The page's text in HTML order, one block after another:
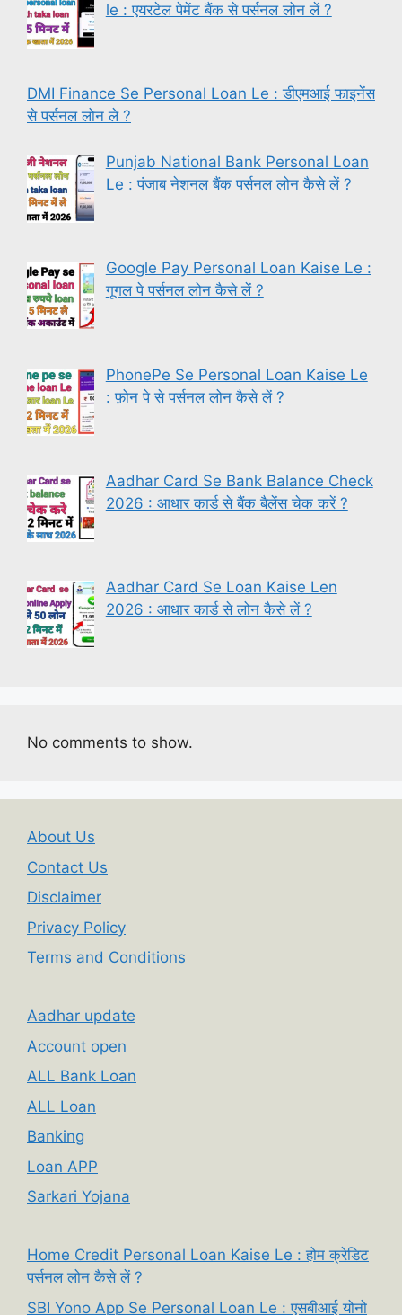
le : एयरटेल पेमेंट बैंक से पर्सनल लोन लें ?
DMI Finance Se Personal Loan Le : डीएमआई फाइनेंस
से पर्सनल लोन ले ?
Punjab National Bank Personal Loan
Le : पंजाब नेशनल बैंक पर्सनल लोन कैसे लें ?
Google Pay Personal Loan Kaise Le :
गूगल पे पर्सनल लोन कैसे लें ?
PhonePe Se Personal Loan Kaise Le
: फ़ोन पे से पर्सनल लोन कैसे लें ?
Aadhar Card Se Bank Balance Check
2026 : आधार कार्ड से बैंक बैलेंस चेक करें ?
Aadhar Card Se Loan Kaise Len
2026 : आधार कार्ड से लोन कैसे लें ?
No comments to show.
About Us
Contact Us
Disclaimer
Privacy Policy
Terms and Conditions
Aadhar update
Account open
ALL Bank Loan
ALL Loan
Banking
Loan APP
Sarkari Yojana
Home Credit Personal Loan Kaise Le : होम क्रेडिट
पर्सनल लोन कैसे लें ?
SBI Yono App Se Personal Loan Le : एसबीआई योनो